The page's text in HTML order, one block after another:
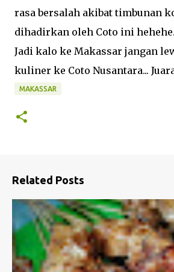
rasa bersalah akibat timbunan
dihadirkan oleh Coto ini hehehe.
Jadi kalo ke Makassar jangan
kuliner ke Coto Nusantara...
MAKASSAR
Related Posts